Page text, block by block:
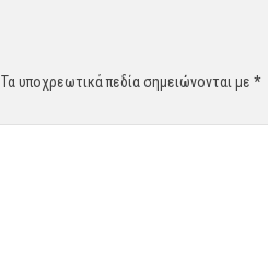
Τα υποχρεωτικά πεδία σημειώνονται με *